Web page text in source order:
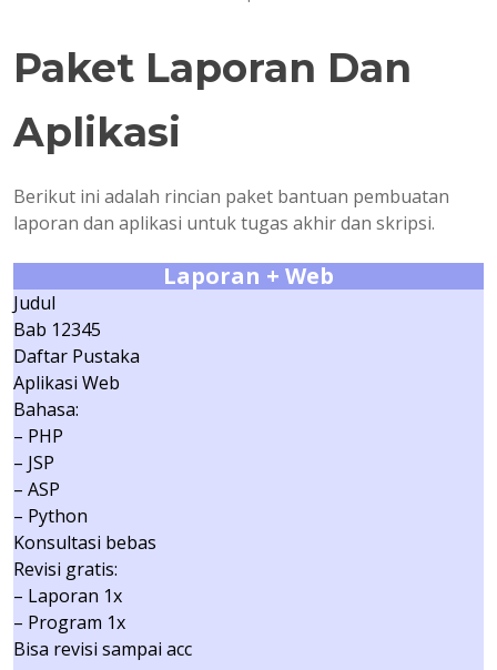
Paket Laporan Dan
Aplikasi
Berikut ini adalah rincian paket bantuan pembuatan
laporan dan aplikasi untuk tugas akhir dan skripsi.
Laporan + Web
Judul
Bab 12345
Daftar Pustaka
Aplikasi Web
Bahasa:
– PHP
– JSP
– ASP
– Python
Konsultasi bebas
Revisi gratis:
– Laporan 1x
– Program 1x
Bisa revisi sampai acc